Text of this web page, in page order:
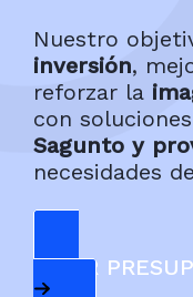
Nuestro
inversión,
reforzar la
con
Sagunto y
necesidades
PEDIR